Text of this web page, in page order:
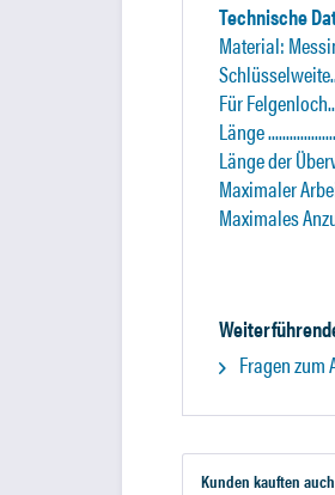
Technische
Material:
Für
Länge
Länge der
Maximaler
Maximales
Fragen zum
Kunden kauften auch